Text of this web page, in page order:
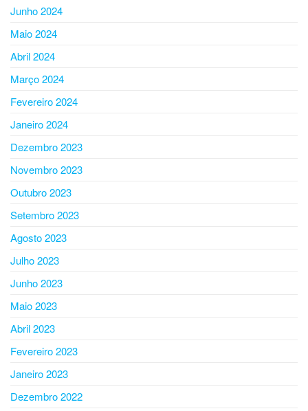
Junho 2024
Maio 2024
Abril 2024
Março 2024
Fevereiro 2024
Janeiro 2024
Dezembro 2023
Novembro 2023
Outubro 2023
Setembro 2023
Agosto 2023
Julho 2023
Junho 2023
Maio 2023
Abril 2023
Fevereiro 2023
Janeiro 2023
Dezembro 2022